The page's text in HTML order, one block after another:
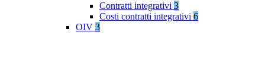
Contratti integrativi 3
Costi contratti integrativi 6
OIV 3